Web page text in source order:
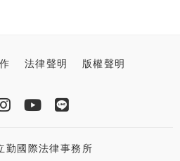
法律聲明 版權聲明
勤國際法律事務所